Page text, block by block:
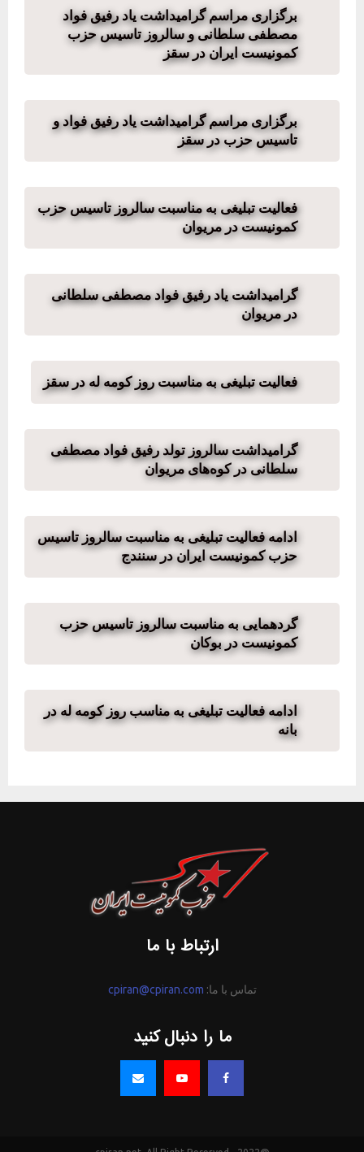
برگزاری مراسم گرامیداشت یاد رفیق فواد
مصطفی سلطانی و سالروز تاسیس حزب
کمونیست ایران در سقز
برگزاری مراسم گرامیداشت یاد رفیق فواد و
تاسیس حزب در سقز
فعالیت تبلیغی به مناسبت سالروز تاسیس حزب
کمونیست در مریوان
گرامیداشت یاد رفیق فواد مصطفی سلطانی
در مریوان
فعالیت تبلیغی به مناسبت روز کومه له در سقز
گرامیداشت سالروز تولد رفیق فواد مصطفی
سلطانی در کوه‌های مریوان
ادامه فعالیت تبلیغی به مناسبت سالروز تاسیس
حزب کمونیست ایران در سنندج
گردهمایی به مناسبت سالروز تاسیس حزب
کمونیست در بوکان
ادامه فعالیت تبلیغی به مناسب روز کومه له در
بانه
ارتباط با ما
تماس با ما: cpiran@cpiran.com
ما را دنبال کنید